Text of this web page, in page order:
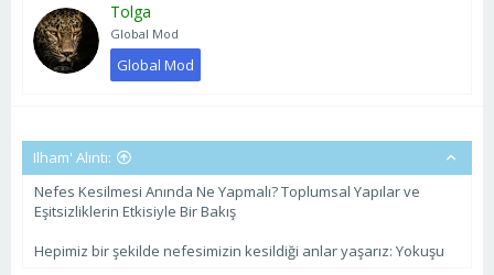
Tolga
Global Mod
Global Mod
Ilham' Alıntı:
Nefes Kesilmesi Anında Ne Yapmalı? Toplumsal Yapılar ve
Eşitsizliklerin Etkisiyle Bir Bakış
Hepimiz bir şekilde nefesimizin kesildiği anlar yaşarız: Yokuşu